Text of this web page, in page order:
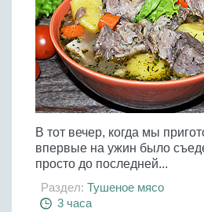
В тот вечер, когда мы
впервые на ужин было
просто до последней...
Раздел: Тушеное мясо
3 часа